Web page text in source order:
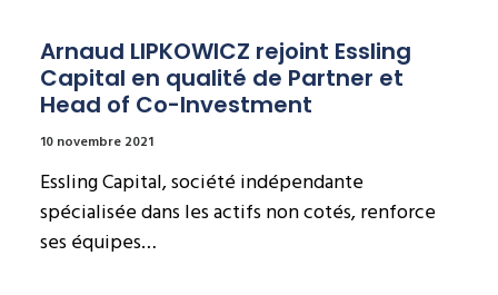
Arnaud LIPKOWICZ rejoint Essling
Capital en qualité de Partner et
Head of Co-Investment
10 novembre 2021
Essling Capital, société indépendante
spécialisée dans les actifs non cotés, renforce
ses équipes…